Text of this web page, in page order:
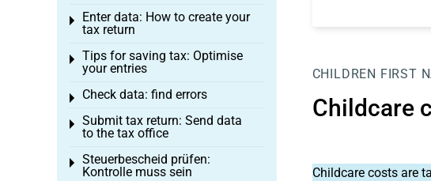
CHILDREN FIRST
Childcare
Childcare costs are
Enter data: How to create your
tax return
Toggle menu
Tips for saving tax: Optimise
your entries
Toggle menu
Check data: find errors
Toggle menu
Submit tax return: Send data
to the tax office
Toggle menu
Steuerbescheid prüfen:
Kontrolle muss sein
Toggle menu